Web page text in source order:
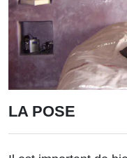
LA POSE